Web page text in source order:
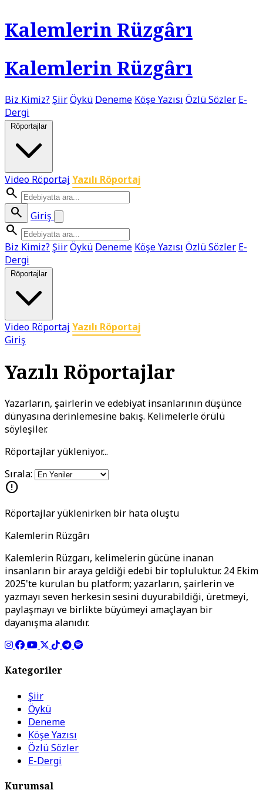
Kalemlerin Rüzgârı
Kalemlerin Rüzgârı
Biz Kimiz? ŞiirÖykü Deneme Köşe Yazısı Özlü Sözler E-
Dergi
Röportajlar
Video Röportaj Yazılı Röportaj
search
search
Giriş
search
Biz Kimiz? ŞiirÖykü Deneme Köşe Yazısı Özlü Sözler E-
Dergi
Röportajlar
Video Röportaj Yazılı Röportaj
Giriş
Yazılı Röportajlar
Yazarların, şairlerin ve edebiyat insanlarının düşünce
dünyasına derinlemesine bakış. Kelimelerle örülü
söyleşiler.
Röportajlar yükleniyor...
Sırala:
error
Röportajlar yüklenirken bir hata oluştu
Kalemlerin Rüzgârı
Kalemlerin Rüzgarı, kelimelerin gücüne inanan
insanların bir araya geldiği edebi bir topluluktur. 24 Ekim
2025'te kurulan bu platform; yazarların, şairlerin ve
yazmayı seven herkesin sesini duyurabildiği, üretmeyi,
paylaşmayı ve birlikte büyümeyi amaçlayan bir
dayanışma alanıdır.
Kategoriler
Şiir
Öykü
Deneme
Köşe Yazısı
Özlü Sözler
E-Dergi
Kurumsal